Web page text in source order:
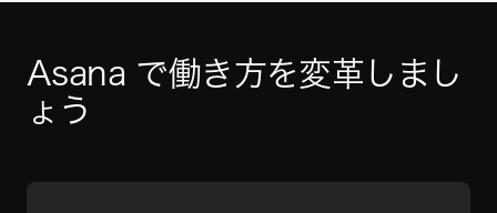
Asana で働き方を変革しまし
ょう